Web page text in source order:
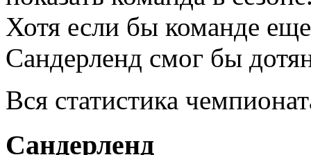
Хотя если бы команде
Сандерленд смог бы
Вся статистика
Сандерленд